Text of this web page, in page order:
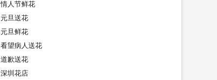
情人节鲜花
元旦送花
元旦鲜花
看望病人送花
道歉送花
深圳花店